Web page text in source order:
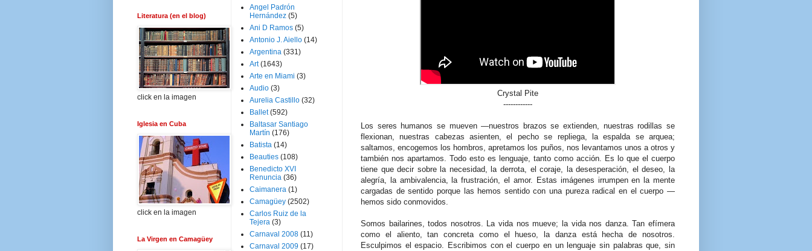
Crystal Pite
------------
Los seres humanos se mueven —nuestros brazos se extienden, nuestras rodillas se
flexionan, nuestras cabezas asienten, el pecho se repliega, la espalda se arquea;
saltamos, encogemos los hombros, apretamos los puños, nos levantamos unos a otros y
también nos apartamos. Todo esto es lenguaje, tanto como acción. Es lo que el cuerpo
tiene que decir sobre la necesidad, la derrota, el coraje, la desesperación, el deseo, la
alegría, la ambivalencia, la frustración, el amor. Estas imágenes irrumpen en la mente
cargadas de sentido porque las hemos sentido con una pureza radical en el cuerpo —
hemos sido conmovidos.
Somos bailarines, todos nosotros. La vida nos mueve; la vida nos danza. Tan efímera
como el aliento, tan concreta como el hueso, la danza está hecha de nosotros.
Esculpimos el espacio. Escribimos con el cuerpo en un lenguaje sin palabras que, sin
Literatura (en el blog)
click en la imagen
Iglesia en Cuba
click en la imagen
La Virgen en Camagüey
Angel Padrón
Hernández (5)
Ani D Ramos (5)
Antonio J. Aiello (14)
Argentina (331)
Art (1643)
Arte en Miami (3)
Audio (3)
Aurelia Castillo (32)
Ballet (592)
Baltasar Santiago
Martín (176)
Batista (14)
Beauties (108)
Benedicto XVI
Renuncia (36)
Caimanera (1)
Camagüey (2502)
Carlos Ruiz de la
Tejera (3)
Carnaval 2008 (11)
Carnaval 2009 (17)